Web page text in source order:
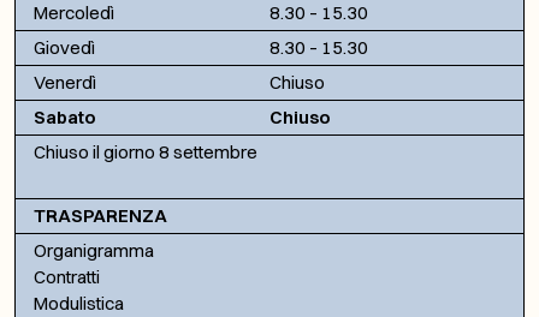
Mercoledì
8.30 – 15.30
Giovedì
8.30 – 15.30
Venerdì
Chiuso
Sabato
Chiuso
Chiuso il giorno 8 settembre
TRASPARENZA
Organigramma
Contratti
Modulistica